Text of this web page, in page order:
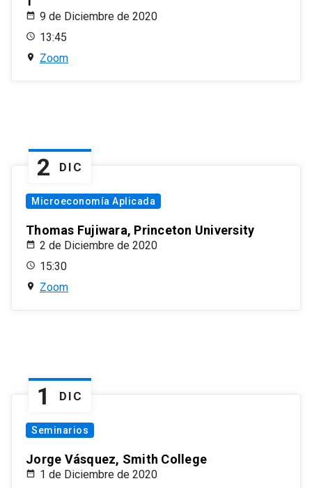
9 de Diciembre de 2020
13:45
Zoom
2 DIC
Microeconomía Aplicada
Thomas Fujiwara, Princeton University
2 de Diciembre de 2020
15:30
Zoom
1 DIC
Seminarios
Jorge Vásquez, Smith College
1 de Diciembre de 2020